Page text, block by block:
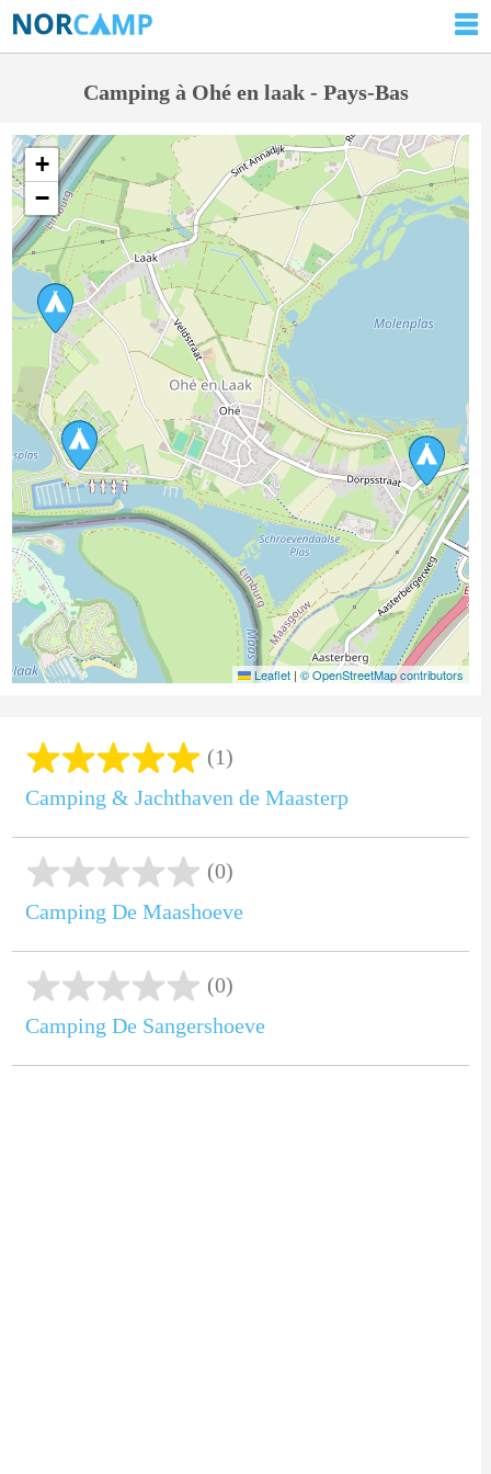
Camping à Ohé en laak - Pays-Bas
+
−
Leaflet | © OpenStreetMap contributors
(1)
Camping & Jachthaven de Maasterp
(0)
Camping De Maashoeve
(0)
Camping De Sangershoeve